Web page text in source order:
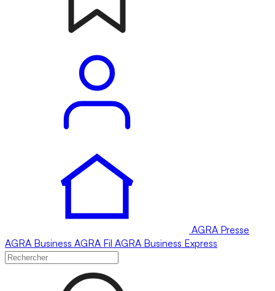
AGRA Presse
AGRA Business AGRA Fil AGRA Business Express